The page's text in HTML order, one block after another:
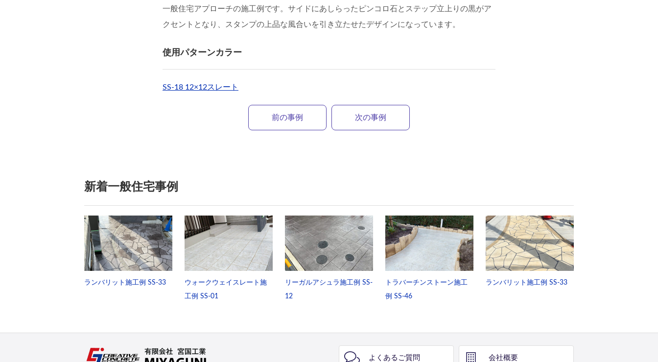
一般住宅アプローチの施工例です。サイドにあしらったピンコロ石とステップ立上りの黒がア
クセントとなり、スタンプの上品な風合いを引き立たせたデザインになっています。
使用パターンカラー
SS-18 12×12スレート
前の事例 次の事例
新着一般住宅事例
ランバリット施工例 SS-33
ウォークウェイスレート施
工例 SS-01
リーガルアシュラ施工例 SS-
12
トラバーチンストーン施工
例 SS-46
ランバリット施工例 SS-33
よくあるご質問 会社概要